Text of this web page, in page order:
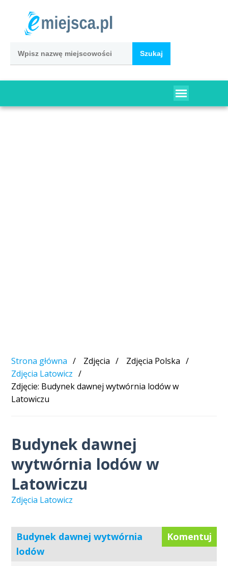
Strona główna Zdjęcia
Zdjęcia Polska
Zdjęcia Latowicz
Zdjęcie: Budynek dawnej wytwórnia lodów w
Latowiczu
Budynek dawnej
wytwórnia lodów w
Latowiczu
Zdjęcia Latowicz
Budynek dawnej wytwórnia
lodów
Komentuj